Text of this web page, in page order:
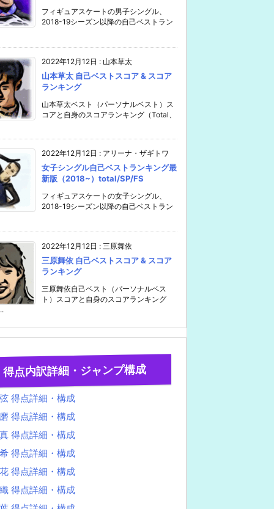
フィギュアスケートの男子シングル、
2018-19シーズン以降の自己ベストラン
2022年12月12日 : 山本草太
山本草太 自己ベストスコア & スコア
ランキング
山本草太ベスト（パーソナルベスト）ス
コアと自身のスコアランキング（Total、
2022年12月12日 : アリーナ・ザギトワ
女子シングル自己ベストランキング最
新版（2018~）total/SP/FS
フィギュアスケートの女子シングル、
2018-19シーズン以降の自己ベストラン
2022年12月12日 : 三原舞依
三原舞依 自己ベストスコア & スコア
ランキング
三原舞依自己ベスト（パーソナルベス
ト）スコアと自身のスコアランキング
得点内訳詳細・ジャンプ構成
得点詳細・構成
得点詳細・構成
得点詳細・構成
得点詳細・構成
得点詳細・構成
得点詳細・構成